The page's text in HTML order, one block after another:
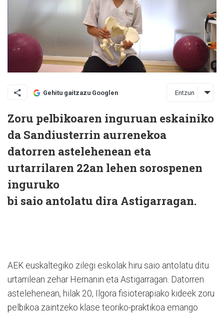
Gehitu gaitzazu Googlen Entzun
Zoru pelbikoaren inguruan eskainiko
da Sandiusterrin aurrenekoa
datorren astelehenean eta
urtarrilaren 22an lehen sorospenen
inguruko
bi saio antolatu dira Astigarragan.
AEK euskaltegiko zilegi eskolak hiru saio antolatu ditu
urtarrilean zehar Hernanin eta Astigarragan. Datorren
astelehenean, hilak 20, Ilgora fisioterapiako kideek zoru
pelbikoa zaintzeko klase teoriko-praktikoa emango